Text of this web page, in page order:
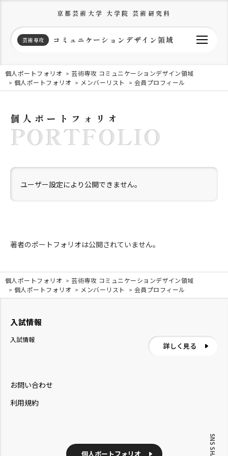
京都芸術大学 大学院 芸術研究科
芸術専攻 コミュニケーションデザイン領域
個人ポートフォリオ
芸術専攻 コミュニケーションデザイン領域
個人ポートフォリオ
メンバーリスト 会員プロフィール
個人ポートフォリオ
PORTFOLIO
ユーザー設定により公開できません。
著者のポートフォリオは公開されていません。
個人ポートフォリオ
芸術専攻 コミュニケーションデザイン領域
個人ポートフォリオ
メンバーリスト 会員プロフィール
お問い合わせ
利用規約
個人ポートフォリオ
入試情報
入試情報
詳しく見る